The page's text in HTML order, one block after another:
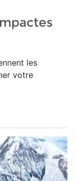
les
votre